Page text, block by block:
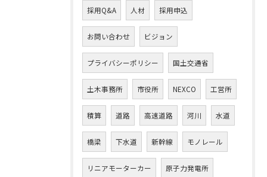
採用Q&A 人材 採用申込
お問い合わせ ビジョン
プライバシーポリシー 国土交通省
土木事務所 市役所 NEXCO 工営所
積算 道路 高速道路 河川 水道
橋梁 下水道 新幹線 モノレール
リニアモーターカー 原子力発電所